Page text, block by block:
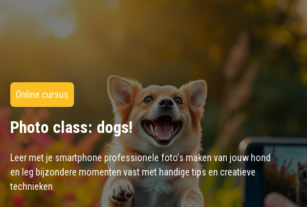
Online cursus
Photo class: dogs!
Leer met je smartphone professionele foto’s maken van jouw hond
en leg bijzondere momenten vast met handige tips en creatieve
technieken.